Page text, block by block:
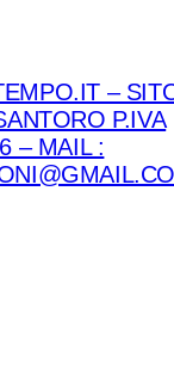
–
P.IVA
– MAIL :